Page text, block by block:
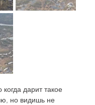
дарит такое
но видишь не